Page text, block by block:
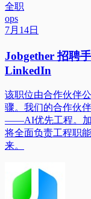
全职
ops
7月14日
Jobgether 招聘
LinkedIn
该职位由合作伙伴
骤。我们的合作伙
——AI优先工程。加
将全面负责工程职
来。